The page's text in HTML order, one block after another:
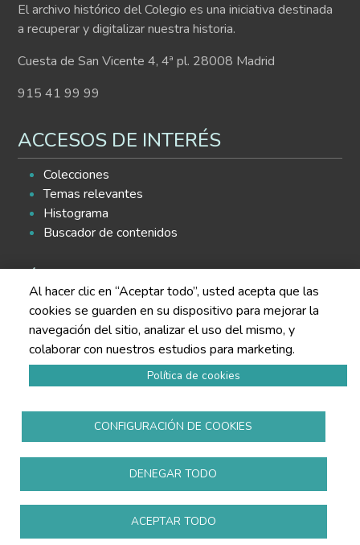
El archivo histórico del Colegio es una iniciativa destinada
a recuperar y digitalizar nuestra historia.
Cuesta de San Vicente 4, 4ª pl. 28008 Madrid
915 41 99 99
ACCESOS DE INTERÉS
Colecciones
Temas relevantes
Histograma
Buscador de contenidos
SÍGUENOS EN LAS REDES
Política de privacidad
Aviso legal
Política de cookies
Todos los derechos reservadoswww.copmadrid.org
Al hacer clic en “Aceptar todo”, usted acepta que las
cookies se guarden en su dispositivo para mejorar la
navegación del sitio, analizar el uso del mismo, y
colaborar con nuestros estudios para marketing.
Política de cookies
CONFIGURACIÓN DE COOKIES
DENEGAR TODO
ACEPTAR TODO